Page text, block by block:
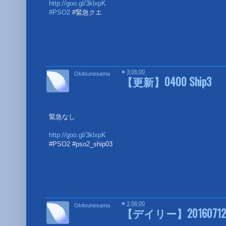
http://goo.gl/3klxpK
#PSO2 #緊急クエ
【更新】0400 Ship3
緊急なし
http://goo.gl/3klxpK
#PSO2 #pso2_ship03
Okitsunesama ■3:06:00
【デイリー】
Okitsunesama ■ 1:56:00